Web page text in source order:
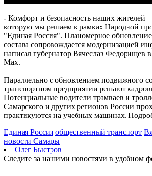
проходят в Сызранской больнице
07.08.2026 | 16:10
В новом статусе: что известно об и. о.
государственного института культуры
07.08.2026 | 16:06
В Новокуйбышевске ушел из жизни
России Валерий Иванов
07.08.2026 | 15:55
Начали борьбу за трофей: футбольные
области провели матчи первого тура
России
07.08.2026 | 15:42
В Самарской области закроют ж/д переезд
22 августа
07.08.2026 | 15:31
Играют будущие олимпийцы: в
спорткомплексе "Олимп" стартовал
07.08.2026 | 15:27
Аномальную жару прогнозируют в
- Комфорт и безопасность наших жителей
которую мы решаем в рамках Народной
"Единая Россия". Планомерное
состава сопровождается модернизацией
написал губернатор Вячеслав Федорищев в
Max.
Параллельно с обновлением подвижного
транспортном предприятии решают
Потенциальные водители трамваев и
Самарского и других регионов России
практикуются на учебных машинах.
Единая Россия общественный транспорт
новости Самары
Олег Быстров
Следите за нашими новостями в удобном